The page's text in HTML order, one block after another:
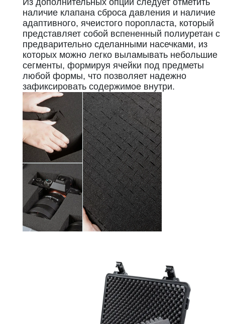
Из дополнительных опций следует отметить
наличие клапана сброса давления и наличие
адаптивного, ячеистого поропласта, который
представляет собой вспененный полиуретан с
предварительно сделанными насечками, из
которых можно легко выламывать небольшие
сегменты, формируя ячейки под предметы
любой формы, что позволяет надежно
зафиксировать содержимое внутри.